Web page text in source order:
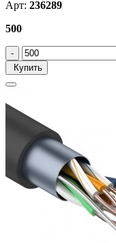
Арт: 236289
500
Купить